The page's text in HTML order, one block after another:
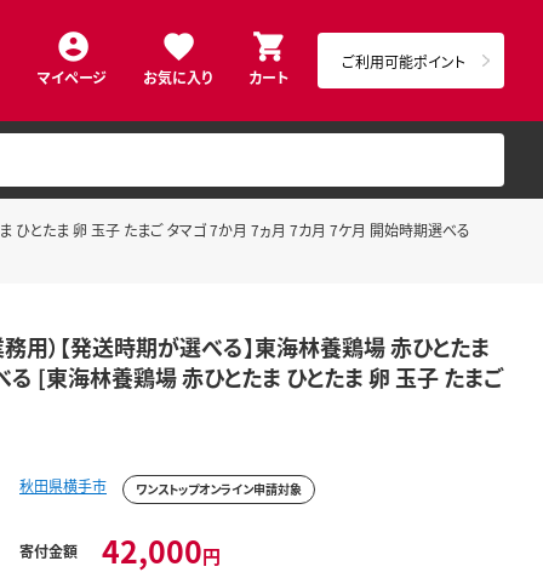
マイページ お気に入り カート
ご利用可能ポイント
ま ひとたま 卵 玉子 たまご タマゴ 7か月 7ヵ月 7カ月 7ケ月 開始時期選べる
用）【発送時期が選べる】東海林養鶏場 赤ひとたま
[東海林養鶏場 赤ひとたま ひとたま 卵 玉子 たまご
秋田県横手市 ワンストップオンライン申請対象
寄付金額 42,000円